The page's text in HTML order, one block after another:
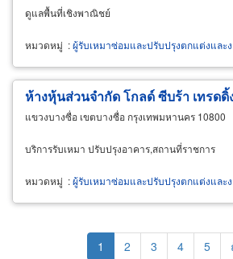
ดูแลพื้นที่เชิงพาณิชย์
หมวดหมู่ :ผู้รับเหมาซ่อมและปรับปรุงตกแต่งและ
ห้างหุ้นส่วนจำกัด โกลด์ ซีบร้า เทรดดิ้
แขวงบางซื่อ เขตบางซื่อ กรุงเทพมหานคร 10800
บริการรับเหมา ปรับปรุงอาคาร,สถานที่ราชการ
หมวดหมู่ :ผู้รับเหมาซ่อมและปรับปรุงตกแต่งและ
Pagination Current
1 Page
2 Page
3 Page
4 Page
5